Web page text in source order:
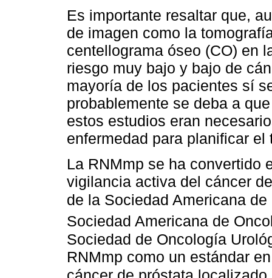
Es importante resaltar que,
de imagen como la
centellograma óseo (CO) en
riesgo muy bajo y bajo de
mayoría de los pacientes sí
probablemente se deba a
estos estudios eran
enfermedad para planificar
La RNMmp se ha convertido
vigilancia activa del cáncer
de la Sociedad Americana
Sociedad Americana de
Sociedad de Oncología
RNMmp como un estándar